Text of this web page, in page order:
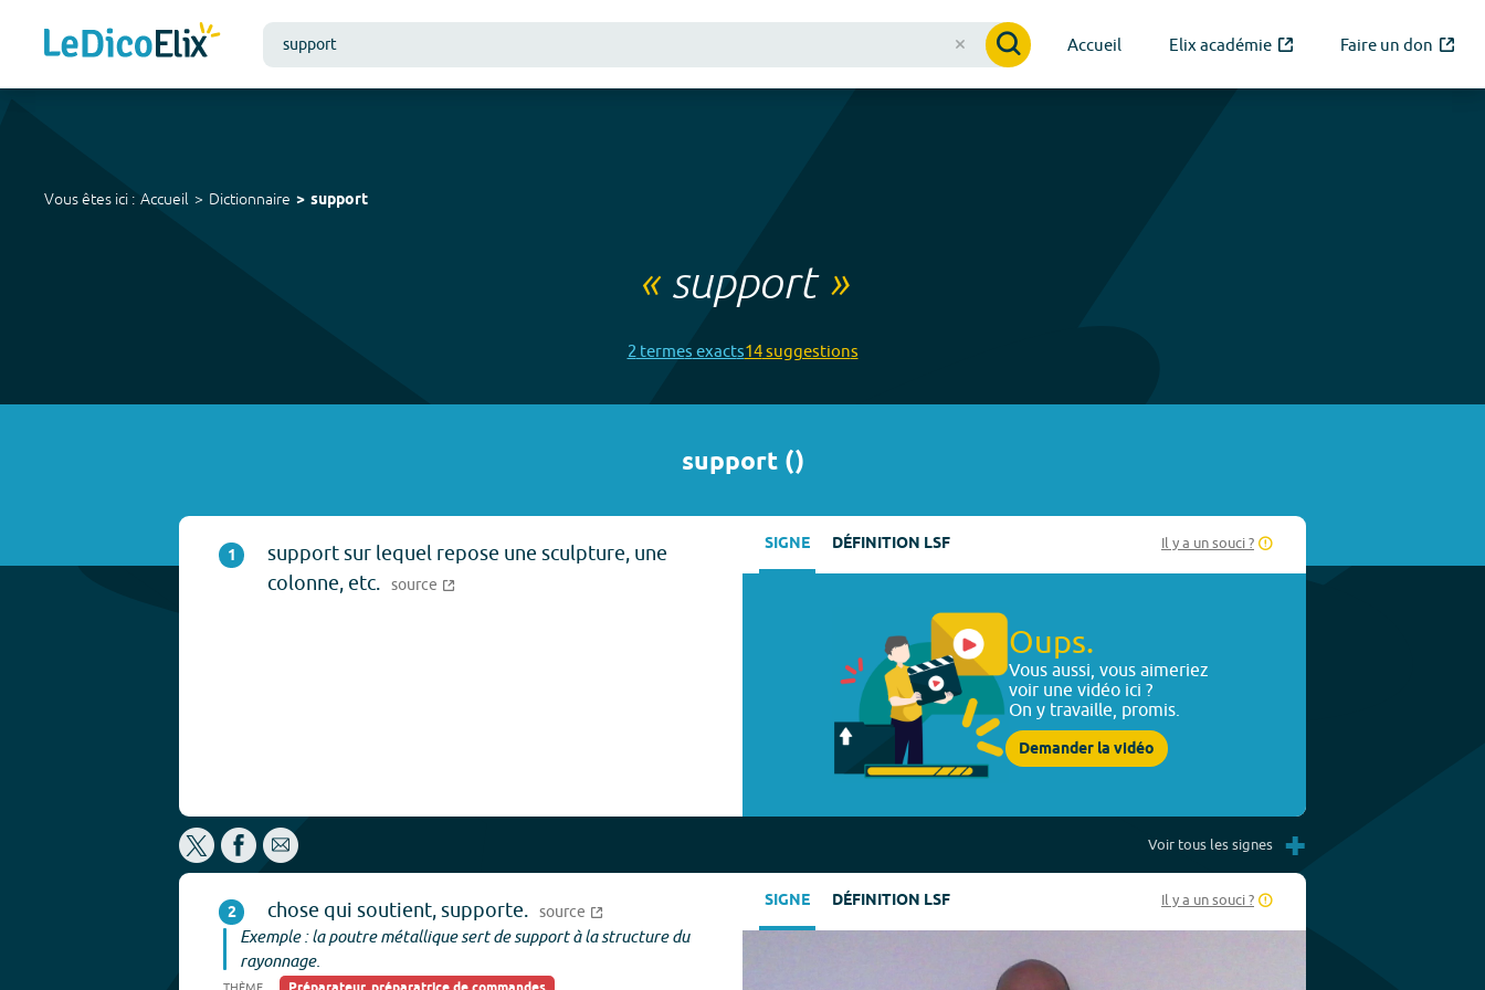
Accueil Elix académie Faire un don
Vous êtes ici : Accueil Dictionnaire support
« support»
2 termes exacts14suggestions
support()
1
support sur lequel repose une sculpture, une
colonne, etc. source
SIGNE DÉFINITION LSF Il y a un souci ?
Oups.
Vous aussi, vous aimeriez
voir une vidéo ici ?
On y travaille, promis.
Demander la vidéo
Voir tous les signes +
2 chose qui soutient, supporte. source
Exemple : la poutre métallique sert de support à la structure du
rayonnage.
SIGNE DÉFINITION LSF Il y a un souci ?